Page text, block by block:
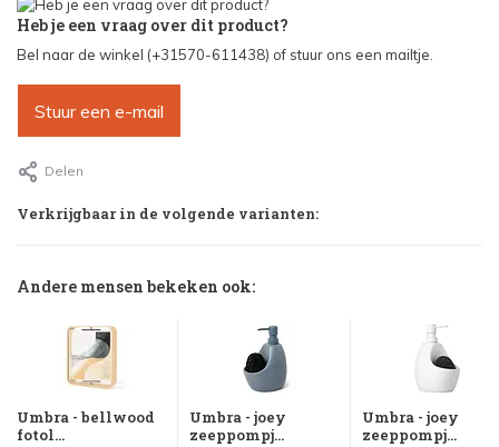
Heb je een vraag over dit product?
Bel naar de winkel (+31570-611438) of stuur ons een mailtje.
Stuur een e-mail
Delen
Verkrijgbaar in de volgende varianten:
Andere mensen bekeken ook:
Umbra - bellwood
fotol...
Umbra - joey
zeeppompj...
Umbra - joey
zeeppompj...